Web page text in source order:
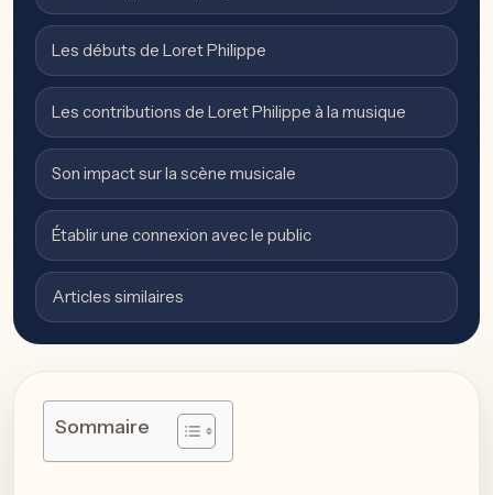
Les débuts de Loret Philippe
Les contributions de Loret Philippe à la musique
Son impact sur la scène musicale
Établir une connexion avec le public
Articles similaires
Sommaire